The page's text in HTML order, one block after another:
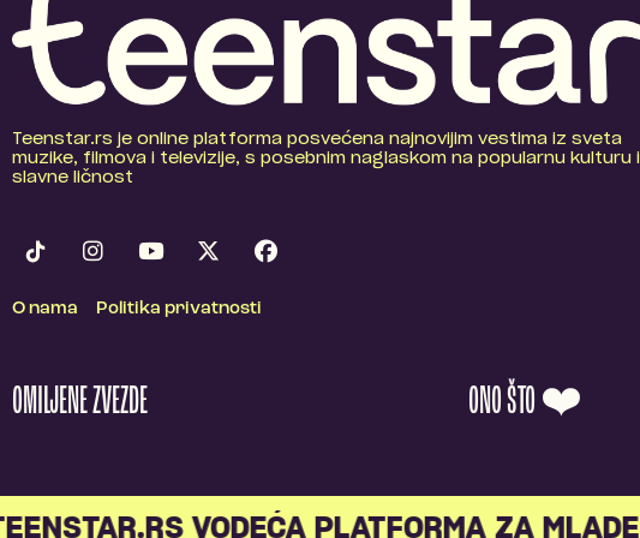
Teenstar.rs je online platforma posvećena najnovijim vestima iz sveta
muzike, filmova i televizije, s posebnim naglaskom na popularnu kulturu i
slavne ličnost
O nama Politika privatnosti
OMILJENE ZVEZDE ONO ŠTO ❤️
VODEĆA PLATFORMA ZA MLADE